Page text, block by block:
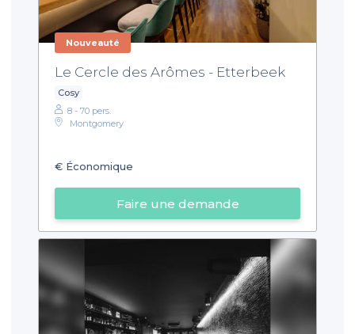
Nouveauté
Le Cercle des Arômes - Etterbeek
Cosy
8 - 70 pers.
Montgomery
€ Économique
Faire une demande